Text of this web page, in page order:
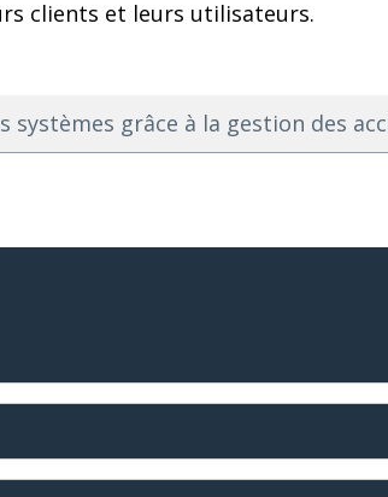
clients et leurs utilisateurs.
systèmes grâce à la gestion des